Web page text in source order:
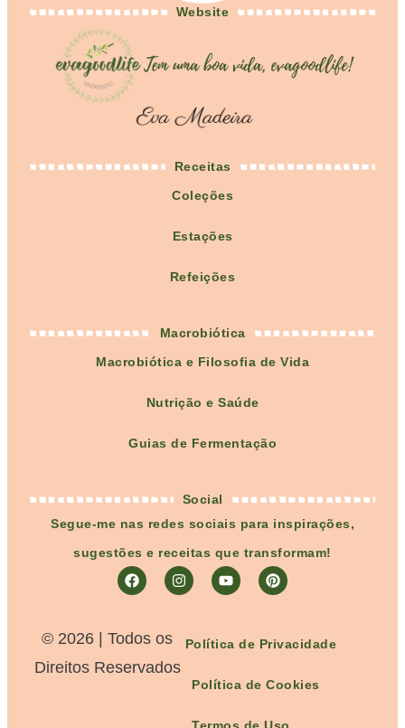
Website
Receitas
Coleções
Estações
Refeições
Macrobiótica
Macrobiótica e Filosofia de Vida
Nutrição e Saúde
Guias de Fermentação
Social
Segue-me nas redes sociais para inspirações,
sugestões e receitas que transformam!
©️ 2026 | Todos os
Direitos Reservados
Política de Privacidade
Política de Cookies
Termos de Uso